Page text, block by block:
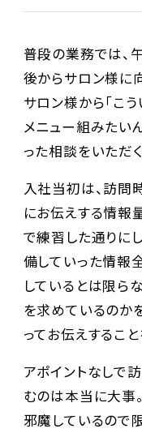
普段の業務では、
後からサロン様に
サロン様から「こ
メニュー組みたい
った相談をいただ
入社当初は、訪問
にお伝えする情報
で練習した通りに
備していった情報
しているとは限ら
を求めているのか
ってお伝えするこ
アポイントなしで
むのは本当に大事
邪魔しているので